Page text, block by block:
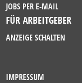
JOBS PER E-MAIL
FÜR ARBEITGEBER
ANZEIGE SCHALTEN
IMPRESSUM